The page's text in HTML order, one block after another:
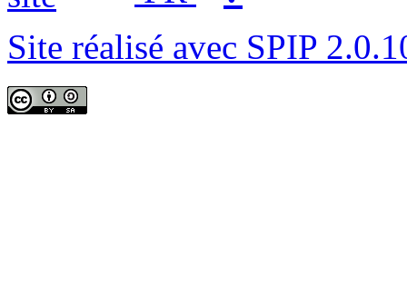
Site réalisé avec SPIP